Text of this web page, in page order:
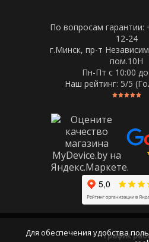
По вопросам гарантии:
12-24
г.Минск, пр-т
пом.10Н
Пн-Пт c 10:00
Наш рейтинг: 5/5
График
Для обеспечения удобства